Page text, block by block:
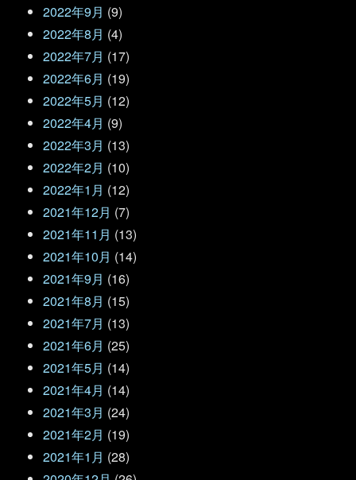
2022年9月 (9)
2022年8月 (4)
2022年7月 (17)
2022年6月 (19)
2022年5月 (12)
2022年4月 (9)
2022年3月 (13)
2022年2月 (10)
2022年1月 (12)
2021年12月 (7)
2021年11月 (13)
2021年10月 (14)
2021年9月 (16)
2021年8月 (15)
2021年7月 (13)
2021年6月 (25)
2021年5月 (14)
2021年4月 (14)
2021年3月 (24)
2021年2月 (19)
2021年1月 (28)